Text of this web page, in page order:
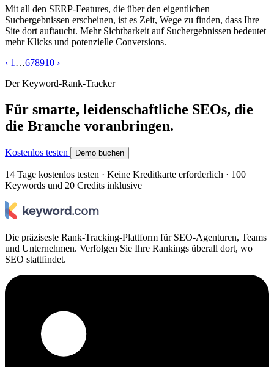
Mit all den SERP-Features, die über den eigentlichen
Suchergebnissen erscheinen, ist es Zeit, Wege zu finden, dass Ihre
Site dort auftaucht. Mehr Sichtbarkeit auf Suchergebnissen bedeutet
mehr Klicks und potenzielle Conversions.
‹ 1 …678910 ›
Der Keyword-Rank-Tracker
Für smarte, leidenschaftliche SEOs, die
die Branche voranbringen.
Kostenlos testen Demo buchen
14 Tage kostenlos testen · Keine Kreditkarte erforderlich · 100
Keywords und 20 Credits inklusive
Die präziseste Rank-Tracking-Plattform für SEO-Agenturen, Teams
und Unternehmen. Verfolgen Sie Ihre Rankings überall dort, wo
SEO stattfindet.